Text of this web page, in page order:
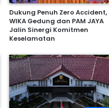
Dukung Penuh Zero Accident,
WIKA Gedung dan PAM JAYA
Jalin Sinergi Komitmen
Keselamatan